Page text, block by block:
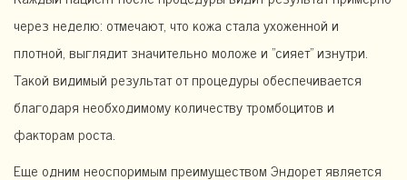
через неделю: отмечают, что кожа стала ухоженной и
плотной, выглядит значительно моложе и "сияет" изнутри.
Такой видимый результат от процедуры обеспечивается
благодаря необходимому количеству тромбоцитов и
факторам роста.
Еще одним неоспоримым преимуществом Эндорет является